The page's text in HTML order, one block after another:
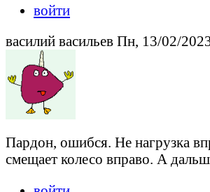
войти
василий васильев Пн, 13/02/
Пардон, ошибся. Не нагрузка
смещает колесо вправо. А